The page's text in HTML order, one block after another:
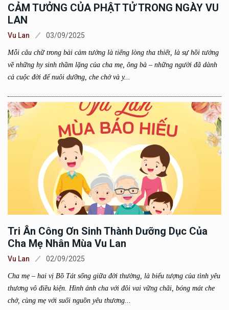
CẢM TƯỞNG CỦA PHẬT TỬ TRONG NGÀY VU
LAN
Vu Lan 03/09/2025
Mỗi câu chữ trong bài cảm tưởng là tiếng lòng tha thiết, là sự hồi tưởng
về những hy sinh thầm lặng của cha mẹ, ông bà – những người đã dành
cả cuộc đời để nuôi dưỡng, che chở và y...
Tri Ân Công Ơn Sinh Thành Dưỡng Dục Của
Cha Mẹ Nhân Mùa Vu Lan
Vu Lan 02/09/2025
Cha mẹ – hai vị Bồ Tát sống giữa đời thường, là biểu tượng của tình yêu
thương vô điều kiện. Hình ảnh cha với đôi vai vững chãi, bóng mát che
chở, cùng mẹ với suối nguồn yêu thương...